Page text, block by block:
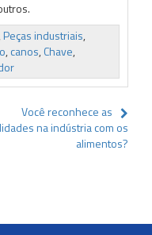
,Peças industriais,
,canos,Chave,
Você reconhece as
na indústria com os
alimentos?